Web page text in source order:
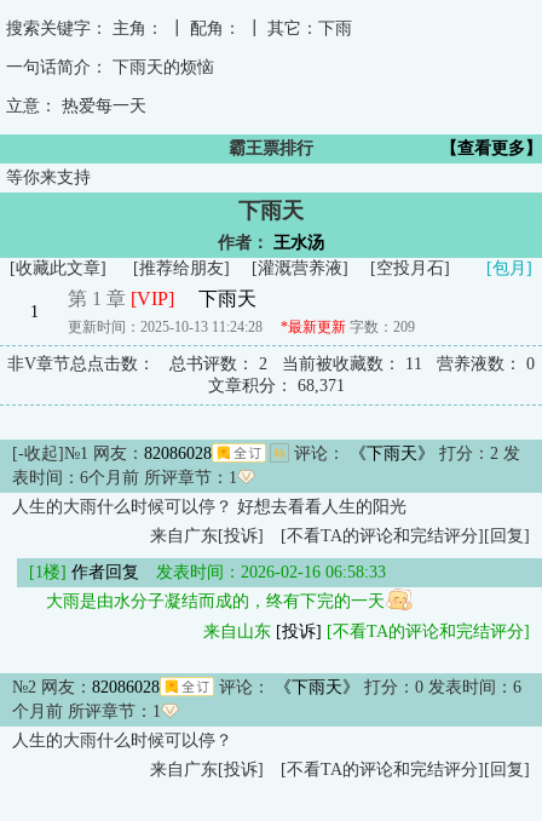
搜索关键字： 主角： ┃ 配角： ┃ 其它：下雨
一句话简介： 下雨天的烦恼
立意： 热爱每一天
霸王票排行
【查看更多】
等你来支持
下雨天
作者： 王水汤
[收藏此文章] [推荐给朋友] [灌溉营养液] [空投月石] [包月]
1
第 1 章 [VIP] 下雨天
更新时间：2025-10-13 11:24:28 *最新更新 字数：209
非V章节总点击数： 总书评数： 2 当前被收藏数： 11 营养液数： 0
文章积分： 68,371
[-收起]№1 网友： 82086028 评论： 《下雨天》 打分： 2 发
表时间：6个月前 所评章节： 1
人生的大雨什么时候可以停？ 好想去看看人生的阳光
来自广东[投诉] [不看TA的评论和完结评分] [回复]
[1楼] 作者回复
发表时间：2026-02-16 06:58:33
大雨是由水分子凝结而成的，终有下完的一天
来自山东 [投诉] [不看TA的评论和完结评分]
№2 网友： 82086028 评论： 《下雨天》 打分： 0 发表时间：6
个月前 所评章节： 1
人生的大雨什么时候可以停？
来自广东[投诉] [不看TA的评论和完结评分] [回复]